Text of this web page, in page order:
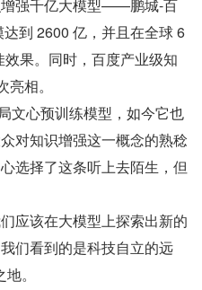
增强千亿大模型——鹏城-百
到 2600 亿，并且在全球 6
果。同时，百度产业级知
相。
文心预训练模型，如今它也
对知识增强这一概念的熟稔
选择了这条听上去陌生，但
应该在大模型上探索出新的
们看到的是科技自立的远
。